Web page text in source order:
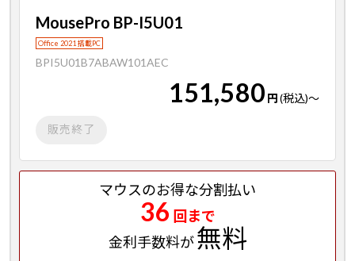
MousePro BP-I5U01
Office 2021 搭載PC
BPI5U01B7ABAW101AEC
151,580 円(税込)～
販売終了
マウスのお得な分割払い
36 回まで
金利手数料が無料